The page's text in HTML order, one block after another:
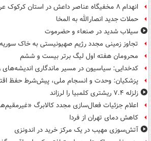
انهدام ۸ مخفیگاه عناصر داعش در استان کرکوک عراق
حملات جدید انصارالله به المخا
سیلاب شدید در صنعاء و حضرموت
تجاوز زمینی مجدد رژیم صهیونیستی به خاک سوریه
محرومان هفته اول لیگ برتر بیست و ششم
کدخدایی: سیاسیون در مسیر ماندگاری اندیشه‌های
پزشکیان: وحدت و انسجام ملی، پیش‌شرط حفظ
زلزله ۷.۴ ریشتری کلمبیا را لرزاند
اعلام جزئیات فعال‌سازی مجدد کالابرگ
کاهش دمای تهران از فردا
آتش‌سوزی مهیب در یک مرکز خرید در اندونزی